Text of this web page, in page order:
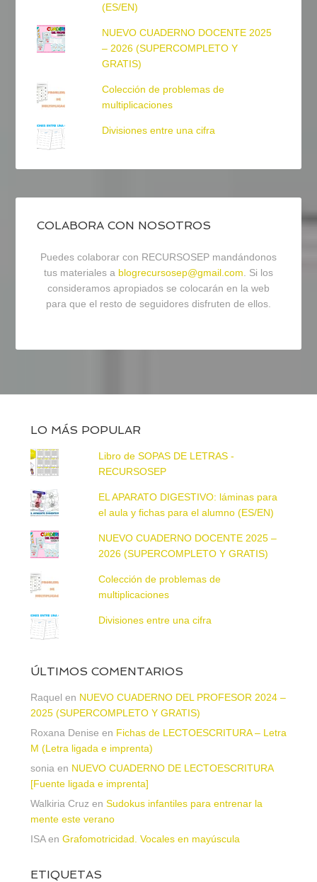
(ES/EN)
NUEVO CUADERNO DOCENTE 2025
– 2026 (SUPERCOMPLETO Y
GRATIS)
Colección de problemas de
multiplicaciones
Divisiones entre una cifra
COLABORA CON NOSOTROS
Puedes colaborar con RECURSOSEP mandándonos
tus materiales a blogrecursosep@gmail.com. Si los
consideramos apropiados se colocarán en la web
para que el resto de seguidores disfruten de ellos.
LO MÁS POPULAR
Libro de SOPAS DE LETRAS -
RECURSOSEP
EL APARATO DIGESTIVO: láminas para
el aula y fichas para el alumno (ES/EN)
NUEVO CUADERNO DOCENTE 2025 –
2026 (SUPERCOMPLETO Y GRATIS)
Colección de problemas de
multiplicaciones
Divisiones entre una cifra
ÚLTIMOS COMENTARIOS
Raquel en NUEVO CUADERNO DEL PROFESOR 2024 –
2025 (SUPERCOMPLETO Y GRATIS)
Roxana Denise en Fichas de LECTOESCRITURA – Letra
M (Letra ligada e imprenta)
sonia en NUEVO CUADERNO DE LECTOESCRITURA
[Fuente ligada e imprenta]
Walkiria Cruz en Sudokus infantiles para entrenar la
mente este verano
ISAen Grafomotricidad. Vocales en mayúscula
ETIQUETAS